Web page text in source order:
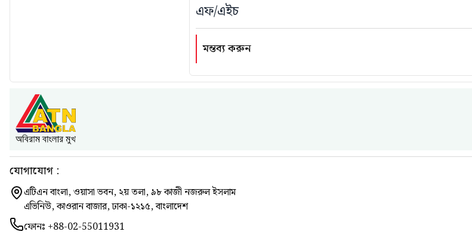
এফ/এইচ
মন্তব্য করুন
যোগাযোগ :
এটিএন বাংলা, ওয়াসা ভবন, ২য় তলা, ৯৮ কাজী নজরুল ইসলাম
এভিনিউ, কাওরান বাজার, ঢাকা-১২১৫, বাংলাদেশ
ফোনঃ +88-02-55011931